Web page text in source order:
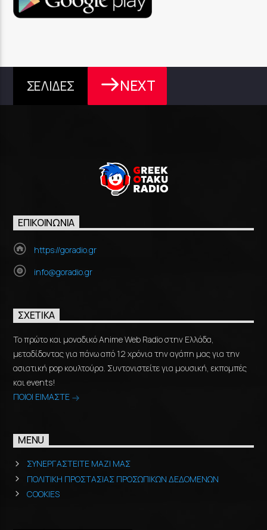
ΣΕΛΙΔΕΣ NEXT
ΕΠΙΚΟΙΝΩΝΊΑ
https://goradio.gr
info@goradio.gr
ΣΧΕΤΙΚΆ
Το πρώτο και μοναδικό Anime Web Radio στην Ελλάδα,
μεταδίδοντας για πάνω από 12 χρόνια την αγάπη μας για την
ασιατική pop κουλτούρα. Συντονιστείτε για μουσική, εκπομπές
και events!
ΠΟΙΟΙ ΕΙΜΑΣΤΕ
MENU
ΣΥΝΕΡΓΑΣΤΕΙΤΕ ΜΑΖΙ ΜΑΣ
ΠΟΛΙΤΙΚΗ ΠΡΟΣΤΑΣΙΑΣ ΠΡΟΣΩΠΙΚΩΝ ΔΕΔΟΜΕΝΩΝ
COOKIES